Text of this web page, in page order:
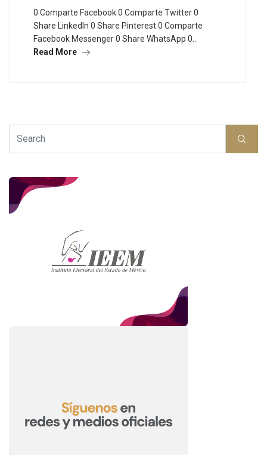
0 Comparte Facebook 0 Comparte Twitter 0
Share LinkedIn 0 Share Pinterest 0 Comparte
Facebook Messenger 0 Share WhatsApp 0…
Read More